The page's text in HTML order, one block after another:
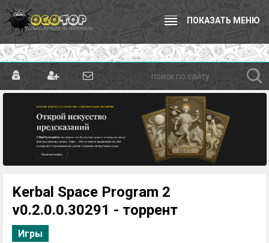
ПОКАЗАТЬ МЕНЮ
Kerbal Space Program 2
v0.2.0.0.30291 - торрент
Игры